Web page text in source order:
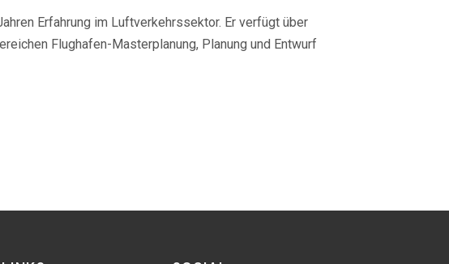
Erfahrung im Luftverkehrssektor. Er verfügt über
Flughafen-Masterplanung, Planung und Entwurf